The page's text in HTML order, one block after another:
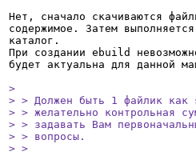
Нет, сначало скачиваются
содержимое. Затем
каталог.
При создании ebuild
будет актуальна для данной
>
> > Должен быть 1 файлик
> > желательно контрольная
> > задавать Вам
> > вопросы.
> >